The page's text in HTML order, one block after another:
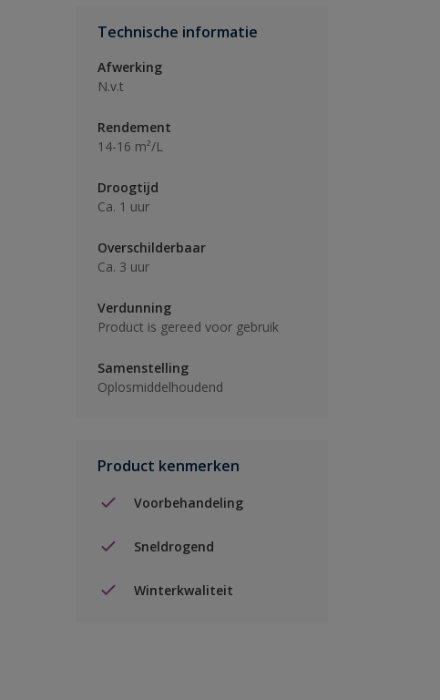
Technische informatie
Afwerking
N.v.t
Rendement
14-16 m²/L
Droogtijd
Ca. 1 uur
Overschilderbaar
Ca. 3 uur
Verdunning
Product is gereed voor gebruik
Samenstelling
Oplosmiddelhoudend
Product kenmerken
Voorbehandeling
Sneldrogend
Winterkwaliteit